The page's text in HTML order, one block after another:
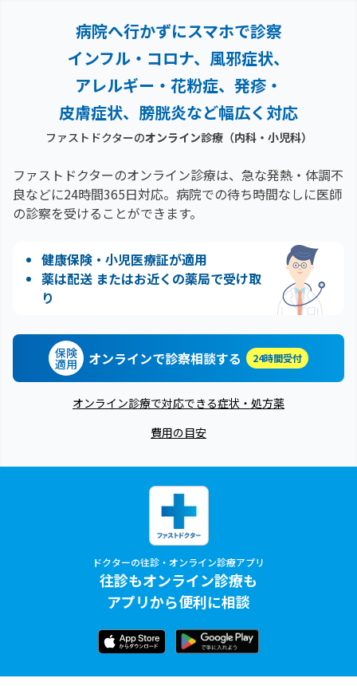
病院へ行かずにスマホで診察
インフル・コロナ、風邪症状、
アレルギー・花粉症、 発疹・
皮膚症状、膀胱炎など幅広く対応
ファストドクターのオンライン診療（内科・小児科）
ファストドクターのオンライン診療は、急な発熱・体調不
良などに24時間365日対応。 病院での待ち時間なしに医師
の診察を受けることができます。
健康保険・小児医療証が適用
薬は配送 またはお近くの薬局で受け取
り
保険
適用 オンラインで診察相談する 24時間受付
オンライン診療で対応できる症状・処方薬
費用の目安
ドクターの往診・オンライン診療アプリ
往診もオンライン診療も
アプリから便利に相談